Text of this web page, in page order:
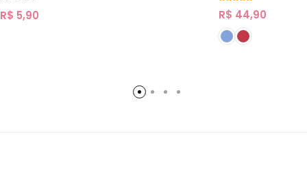
R$ 5,90 R$ 44,90